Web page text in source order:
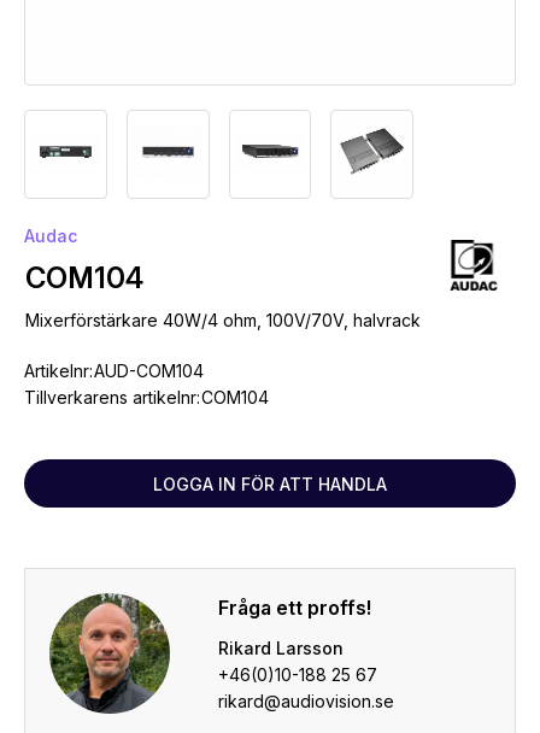
Audac
COM104
Mixerförstärkare 40W/4 ohm, 100V/70V, halvrack
Artikelnr:AUD-COM104
Tillverkarens artikelnr:COM104
LOGGA IN FÖR ATT HANDLA
Fråga ett proffs!
Rikard Larsson
+46(0)10-188 25 67
rikard@audiovision.se